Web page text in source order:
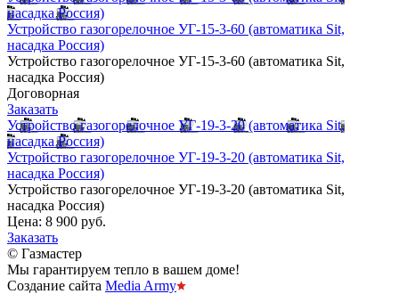
насадка Россия)
Устройство газогорелочное УГ-15-3-60 (автоматика Sit,
насадка Россия)
Устройство газогорелочное УГ-15-3-60 (автоматика Sit,
насадка Россия)
Договорная
Заказать
Устройство газогорелочное УГ-19-3-20 (автоматика Sit,
насадка Россия)
Устройство газогорелочное УГ-19-3-20 (автоматика Sit,
насадка Россия)
Устройство газогорелочное УГ-19-3-20 (автоматика Sit,
насадка Россия)
Цена: 8 900 руб.
Заказать
© Газмастер
Мы гарантируем тепло в вашем доме!
Создание сайта Media Army